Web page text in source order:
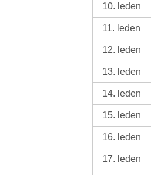
10. leden
11. leden
12. leden
13. leden
14. leden
15. leden
16. leden
17. leden